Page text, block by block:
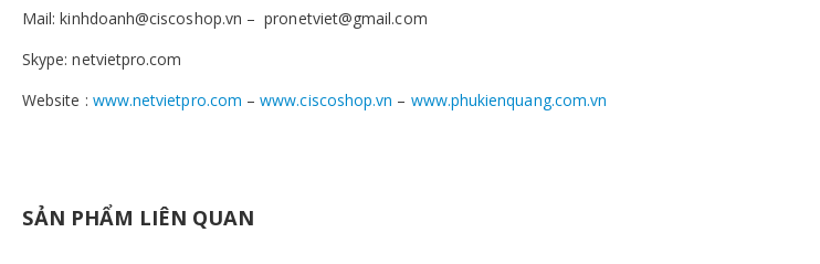
Mail: kinhdoanh@ciscoshop.vn – pronetviet@gmail.com
Skype: netvietpro.com
Website : www.netvietpro.com –www.ciscoshop.vn – www.phukienquang.com.vn
SẢN PHẨM LIÊN QUAN